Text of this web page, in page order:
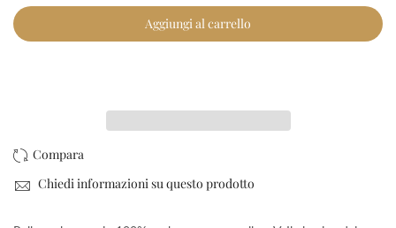
Aggiungi al carrello
Chiedi informazioni su questo prodotto